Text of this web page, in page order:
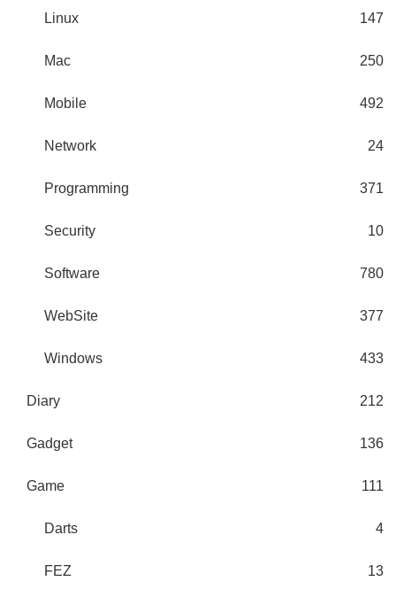
Linux 147
Mac 250
Mobile 492
Network 24
Programming 371
Security 10
Software 780
WebSite 377
Windows 433
Diary 212
Gadget 136
Game 111
Darts 4
FEZ 13